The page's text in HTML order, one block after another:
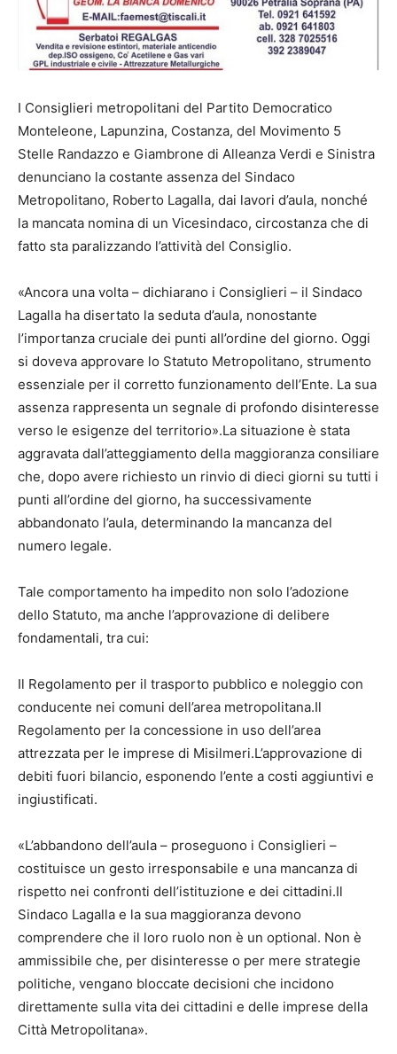
I Consiglieri metropolitani del Partito Democratico
Monteleone, Lapunzina, Costanza, del Movimento 5
Stelle Randazzo e Giambrone di Alleanza Verdi e Sinistra
denunciano la costante assenza del Sindaco
Metropolitano, Roberto Lagalla, dai lavori d’aula, nonché
la mancata nomina di un Vicesindaco, circostanza che di
fatto sta paralizzando l’attività del Consiglio.
«Ancora una volta – dichiarano i Consiglieri – il Sindaco
Lagalla ha disertato la seduta d’aula, nonostante
l’importanza cruciale dei punti all’ordine del giorno. Oggi
si doveva approvare lo Statuto Metropolitano, strumento
essenziale per il corretto funzionamento dell’Ente. La sua
assenza rappresenta un segnale di profondo disinteresse
verso le esigenze del territorio».La situazione è stata
aggravata dall’atteggiamento della maggioranza consiliare
che, dopo avere richiesto un rinvio di dieci giorni su tutti i
punti all’ordine del giorno, ha successivamente
abbandonato l’aula, determinando la mancanza del
numero legale.
Tale comportamento ha impedito non solo l’adozione
dello Statuto, ma anche l’approvazione di delibere
fondamentali, tra cui:
Il Regolamento per il trasporto pubblico e noleggio con
conducente nei comuni dell’area metropolitana.Il
Regolamento per la concessione in uso dell’area
attrezzata per le imprese di Misilmeri.L’approvazione di
debiti fuori bilancio, esponendo l’ente a costi aggiuntivi e
ingiustificati.
«L’abbandono dell’aula – proseguono i Consiglieri –
costituisce un gesto irresponsabile e una mancanza di
rispetto nei confronti dell’istituzione e dei cittadini.Il
Sindaco Lagalla e la sua maggioranza devono
comprendere che il loro ruolo non è un optional. Non è
ammissibile che, per disinteresse o per mere strategie
politiche, vengano bloccate decisioni che incidono
direttamente sulla vita dei cittadini e delle imprese della
Città Metropolitana».